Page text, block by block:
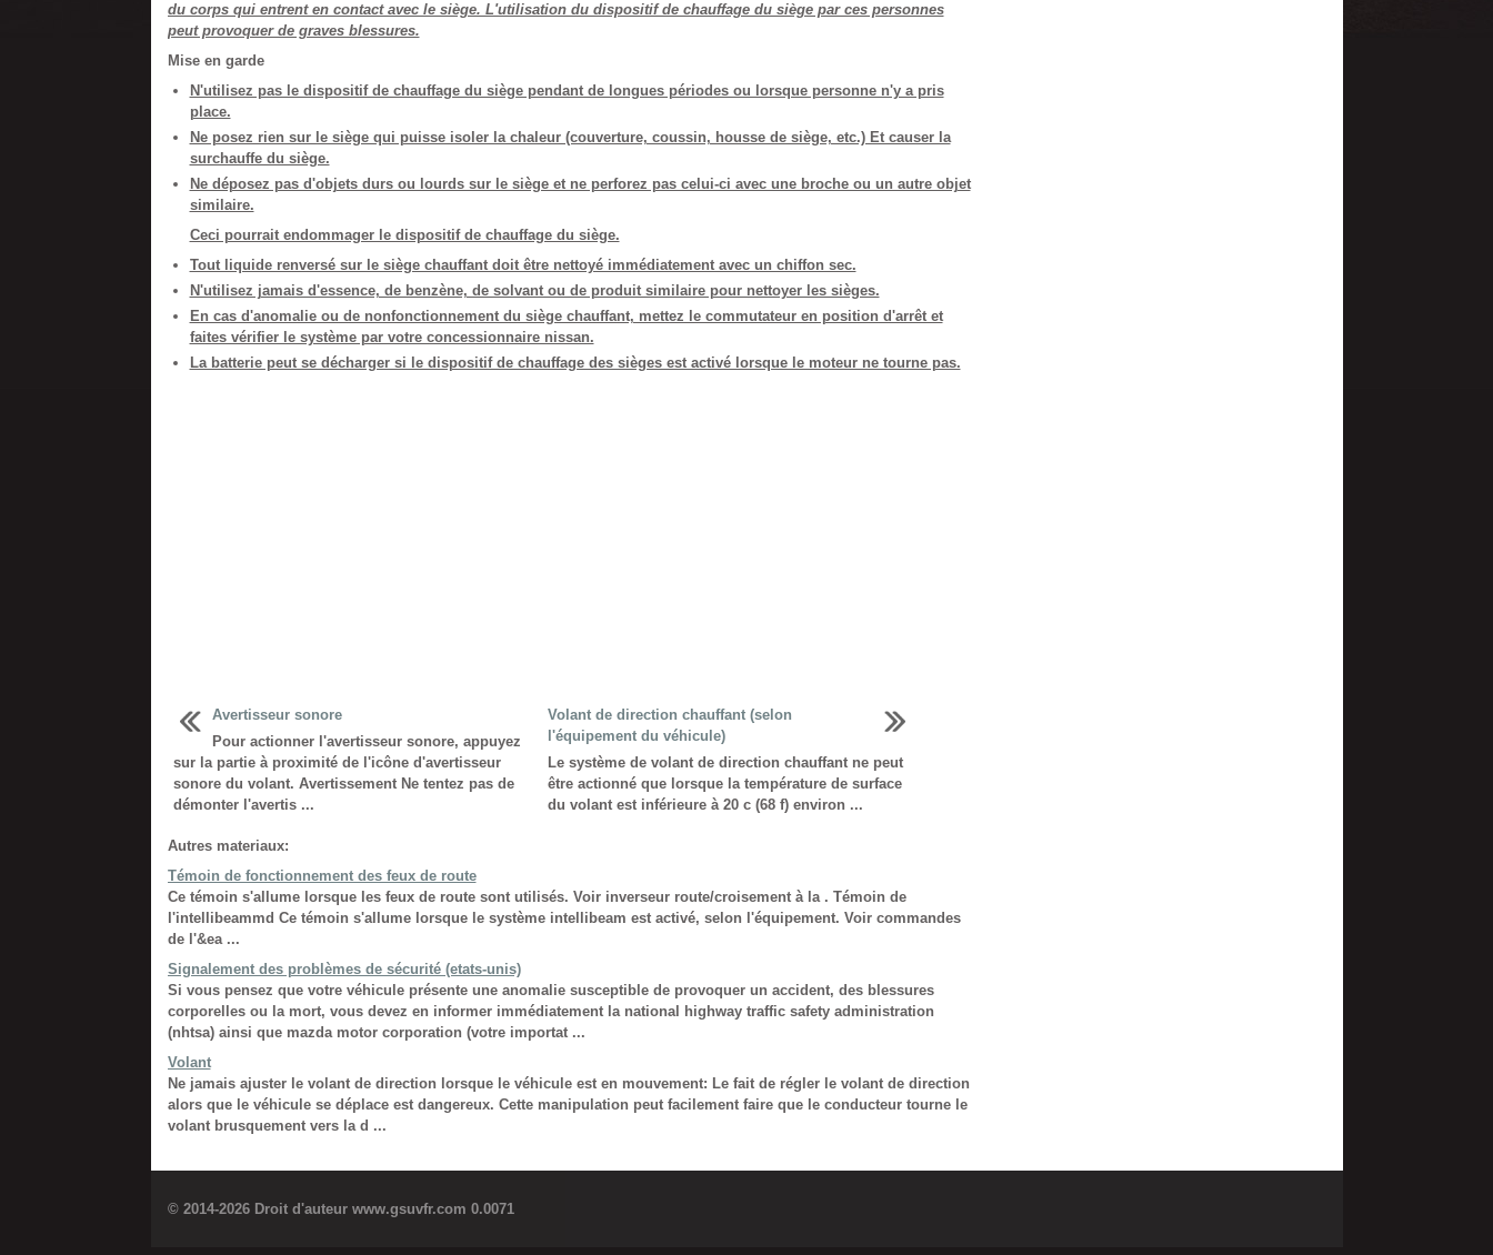
du corps qui entrent en contact avec le siège. L'utilisation du dispositif de chauffage du siège par ces personnes
peut provoquer de graves blessures.
Mise en garde
N'utilisez pas le dispositif de chauffage du siège pendant de longues périodes ou lorsque personne n'y a pris
place.
Ne posez rien sur le siège qui puisse isoler la chaleur (couverture, coussin, housse de siège, etc.) Et causer la
surchauffe du siège.
Ne déposez pas d'objets durs ou lourds sur le siège et ne perforez pas celui-ci avec une broche ou un autre objet
similaire.
Ceci pourrait endommager le dispositif de chauffage du siège.
Tout liquide renversé sur le siège chauffant doit être nettoyé immédiatement avec un chiffon sec.
N'utilisez jamais d'essence, de benzène, de solvant ou de produit similaire pour nettoyer les sièges.
En cas d'anomalie ou de nonfonctionnement du siège chauffant, mettez le commutateur en position d'arrêt et
faites vérifier le système par votre concessionnaire nissan.
La batterie peut se décharger si le dispositif de chauffage des sièges est activé lorsque le moteur ne tourne pas.
Avertisseur sonore
Pour actionner l'avertisseur sonore, appuyez
sur la partie à proximité de l'icône d'avertisseur
sonore du volant. Avertissement Ne tentez pas de
démonter l'avertis ...
Volant de direction chauffant (selon
l'équipement du véhicule)
Le système de volant de direction chauffant ne peut
être actionné que lorsque la température de surface
du volant est inférieure à 20 c (68 f) environ ...
Autres materiaux:
Témoin de fonctionnement des feux de route
Ce témoin s'allume lorsque les feux de route sont utilisés. Voir inverseur route/croisement à la . Témoin de
l'intellibeammd Ce témoin s'allume lorsque le système intellibeam est activé, selon l'équipement. Voir commandes
de l'&ea ...
Signalement des problèmes de sécurité (etats-unis)
Si vous pensez que votre véhicule présente une anomalie susceptible de provoquer un accident, des blessures
corporelles ou la mort, vous devez en informer immédiatement la national highway traffic safety administration
(nhtsa) ainsi que mazda motor corporation (votre importat ...
Volant
Ne jamais ajuster le volant de direction lorsque le véhicule est en mouvement: Le fait de régler le volant de direction
alors que le véhicule se déplace est dangereux. Cette manipulation peut facilement faire que le conducteur tourne le
volant brusquement vers la d ...
© 2014-2026 Droit d'auteur www.gsuvfr.com 0.0071